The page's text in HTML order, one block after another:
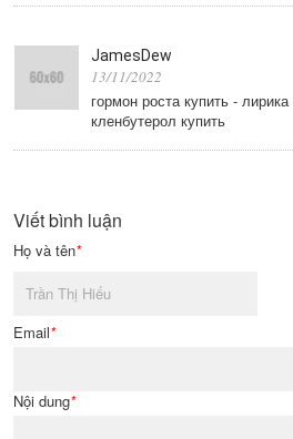
JamesDew
13/11/2022
гормон роста купить - лирика
кленбутерол купить
Viết bình luận
Họ và tên*
Email*
Nội dung*